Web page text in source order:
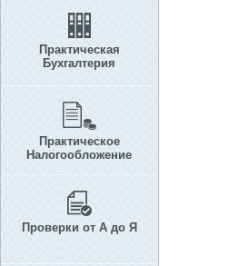
Практическая
Бухгалтерия
Практическое
Налогообложение
Проверки от А до Я